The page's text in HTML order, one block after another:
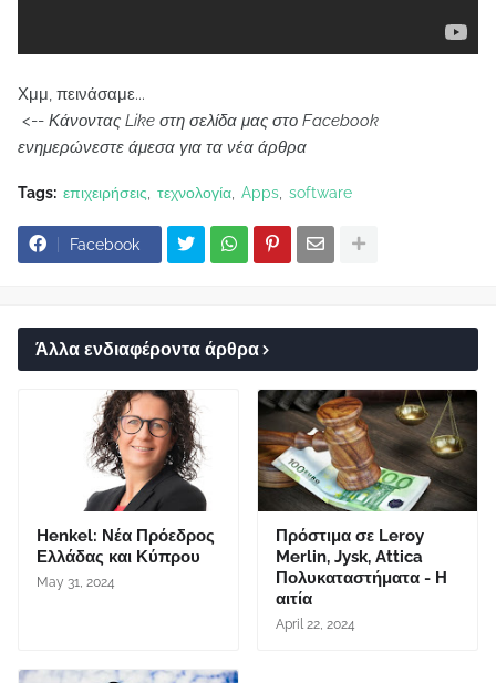
Χμμ, πεινάσαμε...
<-- Κάνοντας Like στη σελίδα μας στο Facebook
ενημερώνεστε άμεσα για τα νέα άρθρα
Tags: επιχειρήσεις τεχνολογία Apps software
Facebook
Άλλα ενδιαφέροντα άρθρα
Henkel: Νέα Πρόεδρος
Ελλάδας και Κύπρου
May 31, 2024
Πρόστιμα σε Leroy
Merlin, Jysk, Attica
Πολυκαταστήματα - Η
αιτία
April 22, 2024